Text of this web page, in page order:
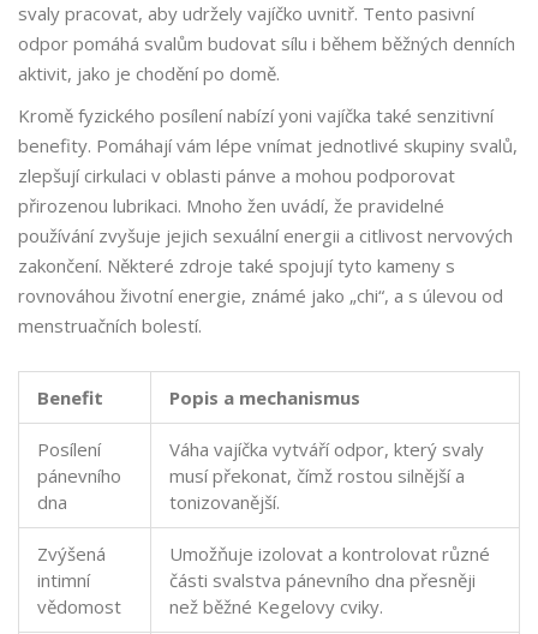
svaly pracovat, aby udržely vajíčko uvnitř. Tento pasivní
odpor pomáhá svalům budovat sílu i během běžných denních
aktivit, jako je chodění po domě.
Kromě fyzického posílení nabízí yoni vajíčka také senzitivní
benefity. Pomáhají vám lépe vnímat jednotlivé skupiny svalů,
zlepšují cirkulaci v oblasti pánve a mohou podporovat
přirozenou lubrikaci. Mnoho žen uvádí, že pravidelné
používání zvyšuje jejich sexuální energii a citlivost nervových
zakončení. Některé zdroje také spojují tyto kameny s
rovnováhou životní energie, známé jako „chi“, a s úlevou od
menstruačních bolestí.
Benefit Popis a mechanismus
Posílení
pánevního
dna
Váha vajíčka vytváří odpor, který svaly
musí překonat, čímž rostou silnější a
tonizovanější.
Zvýšená
intimní
vědomost
Umožňuje izolovat a kontrolovat různé
části svalstva pánevního dna přesněji
než běžné Kegelovy cviky.